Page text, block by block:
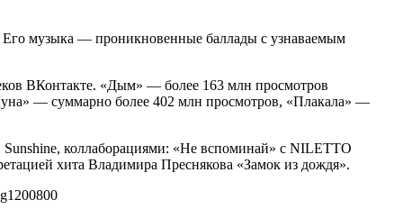
музыка — проникновенные баллады с узнаваемым
ВКонтакте. «Дым» — более 163 млн просмотров
— суммарно более 402 млн просмотров, «Плакала» —
коллаборациями: «Не вспоминай» с NILETTO
хита Владимира Преснякова «Замок из дождя».
1200800